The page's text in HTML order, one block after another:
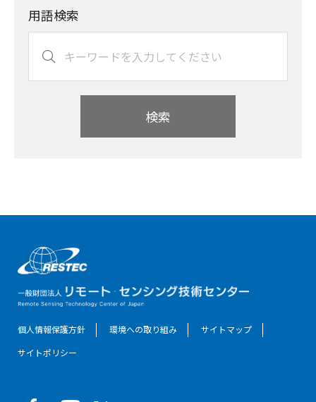
用語検索
検索
個人情報保護方針 環境への取り組み
サイトマップ
サイトポリシー